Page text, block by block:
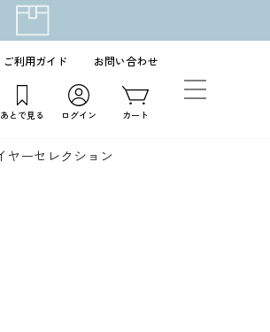
ご利用ガイド お問い合わせ
あとで見る ログイン カート
ヤーセレクション